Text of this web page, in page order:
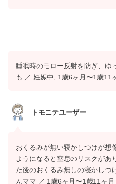
睡眠時のモロー反射を防ぎ、ゆ
も ／ 妊娠中, 1歳6ヶ月〜1歳11
トモニテユーザー
おくるみが無い寝かしつけが想
ようになると窒息のリスクがあ
た後のおくるみ無しの寝かしつ
んママ ／ 1歳6ヶ月〜1歳11ヶ月